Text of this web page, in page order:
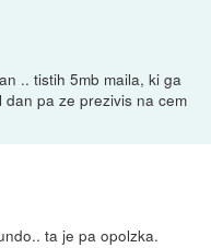
.. tistih 5mb maila, ki ga
pa ze prezivis na cem
ta je pa opolzka.